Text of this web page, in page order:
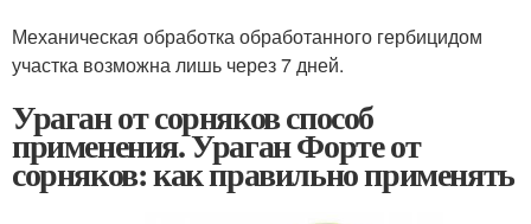
Механическая обработка обработанного гербицидом
участка возможна лишь через 7 дней.
Ураган от сорняков способ
применения. Ураган Форте от
сорняков: как правильно применять